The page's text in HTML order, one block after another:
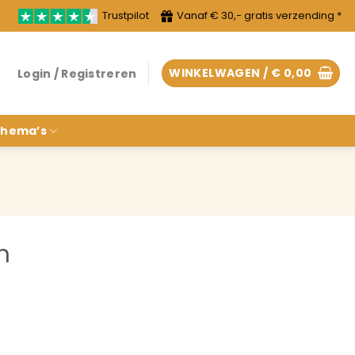
Trustpilot Vanaf € 30,- gratis verzending *
Login / Registreren WINKELWAGEN / € 0,00